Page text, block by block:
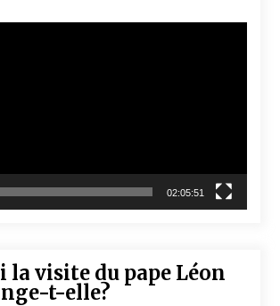
02:05:51
la visite du pape Léon
t-elle?